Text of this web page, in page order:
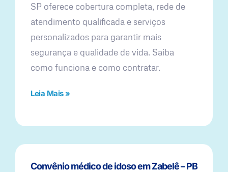
SP oferece cobertura completa, rede de
atendimento qualificada e serviços
personalizados para garantir mais
segurança e qualidade de vida. Saiba
como funciona e como contratar.
Leia Mais »
Convênio médico de idoso em Zabelê – PB